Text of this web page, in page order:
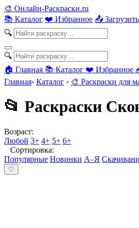
🎨 Онлайн-Раскраски.ru
📚 Каталог ❤️ Избранное 📤 Загрузить
🔍
🔍
🏠 Главная 📚 Каталог ❤️ Избранное
Главная› Каталог › 🎨 Раскраски для
📂 Раскраски
Возраст:
Любой 3+ 4+ 5+ 6+
Сортировка:
Популярные Новинки А–Я
♡